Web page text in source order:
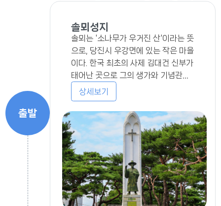
솔뫼성지
솔뫼는 '소나무가 우거진 산'이라는 뜻
으로, 당진시 우강면에 있는 작은 마을
이다. 한국 최초의 사제 김대건 신부가
태어난 곳으로 그의 생가와 기념관이
함께 마련되어 있어 성지순례자들의
발길이 끊이지 않는 곳이다.
상세보기